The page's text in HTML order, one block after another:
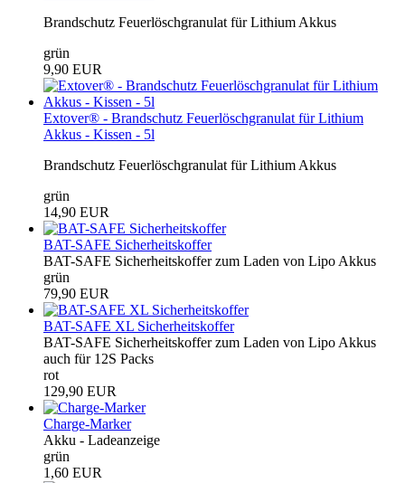
Brandschutz Feuerlöschgranulat für Lithium Akkus
grün
9,90 EUR
Extover® - Brandschutz Feuerlöschgranulat für Lithium
Akkus - Kissen - 5l
Brandschutz Feuerlöschgranulat für Lithium Akkus
grün
14,90 EUR
BAT-SAFE Sicherheitskoffer
BAT-SAFE Sicherheitskoffer zum Laden von Lipo Akkus
grün
79,90 EUR
BAT-SAFE XL Sicherheitskoffer
BAT-SAFE Sicherheitskoffer zum Laden von Lipo Akkus
auch für 12S Packs
rot
129,90 EUR
Charge-Marker
Akku - Ladeanzeige
grün
1,60 EUR